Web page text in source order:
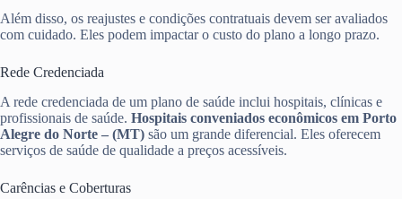
Além disso, os reajustes e condições contratuais devem ser avaliados
com cuidado. Eles podem impactar o custo do plano a longo prazo.
Rede Credenciada
A rede credenciada de um plano de saúde inclui hospitais, clínicas e
profissionais de saúde. Hospitais conveniados econômicos em Porto
Alegre do Norte – (MT) são um grande diferencial. Eles oferecem
serviços de saúde de qualidade a preços acessíveis.
Carências e Coberturas